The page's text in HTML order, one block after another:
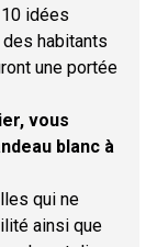
idées
habitants
une portée
vous
blanc à
qui ne
ainsi que